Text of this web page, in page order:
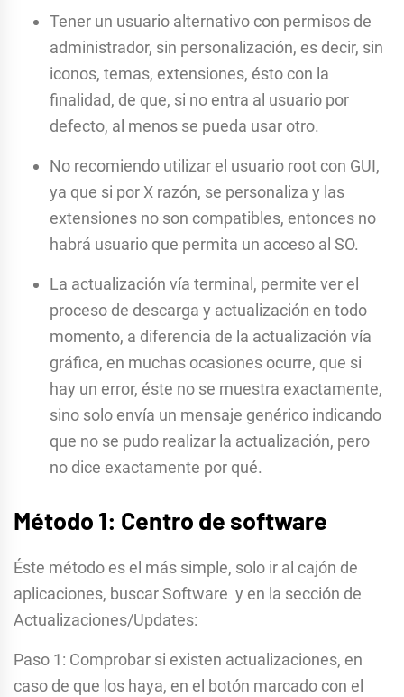
Tener un usuario alternativo con permisos de
administrador, sin personalización, es decir, sin
iconos, temas, extensiones, ésto con la
finalidad, de que, si no entra al usuario por
defecto, al menos se pueda usar otro.
No recomiendo utilizar el usuario root con GUI,
ya que si por X razón, se personaliza y las
extensiones no son compatibles, entonces no
habrá usuario que permita un acceso al SO.
La actualización vía terminal, permite ver el
proceso de descarga y actualización en todo
momento, a diferencia de la actualización vía
gráfica, en muchas ocasiones ocurre, que si
hay un error, éste no se muestra exactamente,
sino solo envía un mensaje genérico indicando
que no se pudo realizar la actualización, pero
no dice exactamente por qué.
Método 1: Centro de software
Éste método es el más simple, solo ir al cajón de
aplicaciones, buscar Software y en la sección de
Actualizaciones/Updates:
Paso 1: Comprobar si existen actualizaciones, en
caso de que los haya, en el botón marcado con el